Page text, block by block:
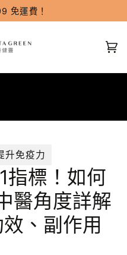
免運費！
升免疫力
指標！如何
醫角度詳解
、副作用